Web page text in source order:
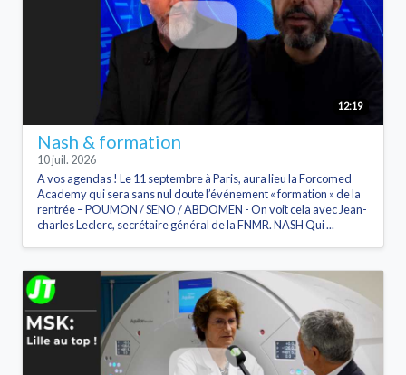
12:19
Nash & formation
10 juil. 2026
A vos agendas ! Le 11 septembre à Paris, aura lieu la Forcomed
Academy qui sera sans nul doute l’événement « formation » de la
rentrée – POUMON / SENO / ABDOMEN - On voit cela avec Jean-
charles Leclerc, secrétaire général de la FNMR. NASH Qui ...